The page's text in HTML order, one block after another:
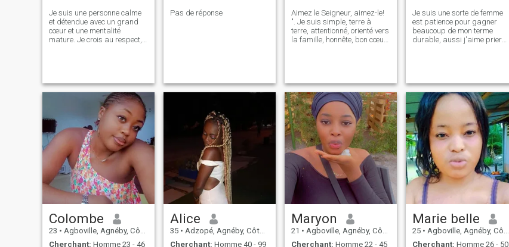
Je suis une personne calme
et détendue avec un grand
cœur et une mentalité
mature. Je crois au respect,
compréhension et une
communication claire. Je suis
le genre de personne qui
écoute, soutient, et se tient
aux côtés de la personne qui
compte pour moi.
Pas de réponse
Aimez le Seigneur, aimez-le!
". Je suis simple, terre à
terre, attentionné, orienté vers
la famille, honnête, bon cœur,
m'installer avec mon âme
sœur. Pas de perte de
temps, s'il vous plaît.
Je suis une sorte de femme
est patience pour gagner
beaucoup de mon terme
durable, aussi j'aime prier
Colombe
23 • Agboville, Agnéby, Côte d'ivoire
Cherchant: Homme 23 - 46
Alice
35 • Adzopé, Agnéby, Côte d'ivoire
Cherchant: Homme 40 - 99
Maryon
21 • Agboville, Agnéby, Côte d'ivoire
Cherchant: Homme 22 - 45
Marie belle
25 • Agboville, Agnéby, Côte d'ivoire
Cherchant: Homme 26 - 50